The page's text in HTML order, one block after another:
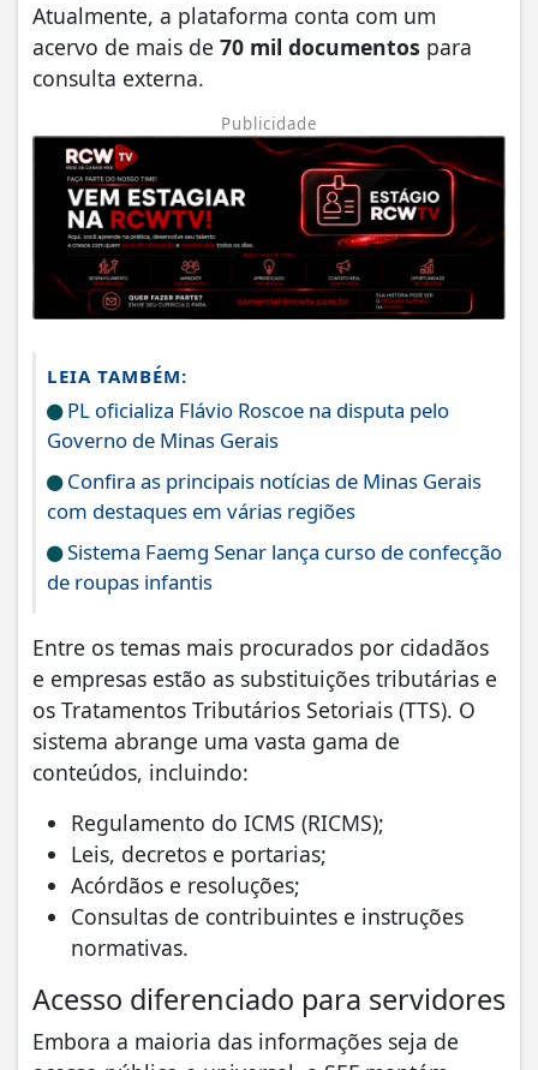
Atualmente, a plataforma conta com um
acervo de mais de 70 mil documentos para
consulta externa.
Publicidade
LEIA TAMBÉM:
PL oficializa Flávio Roscoe na disputa pelo
Governo de Minas Gerais
Confira as principais notícias de Minas Gerais
com destaques em várias regiões
Sistema Faemg Senar lança curso de confecção
de roupas infantis
​Entre os temas mais procurados por cidadãos
e empresas estão as substituições tributárias e
os Tratamentos Tributários Setoriais (TTS). O
sistema abrange uma vasta gama de
conteúdos, incluindo:
​Regulamento do ICMS (RICMS);
​Leis, decretos e portarias;
​Acórdãos e resoluções;
​Consultas de contribuintes e instruções
normativas.
​Acesso diferenciado para servidores
​Embora a maioria das informações seja de